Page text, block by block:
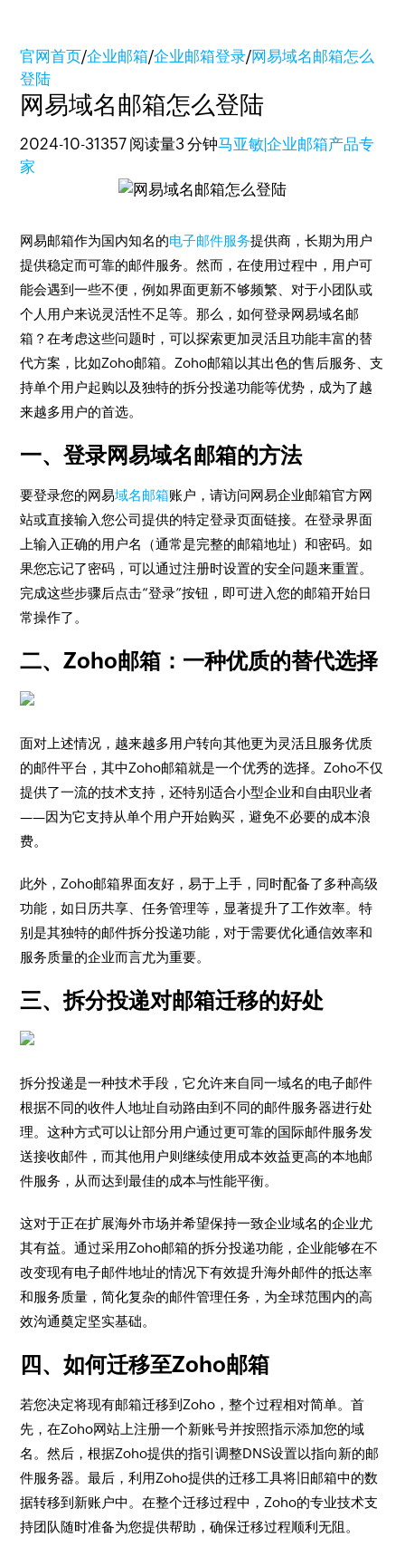
官网首页/企业邮箱/企业邮箱登录/网易域名邮箱怎么
登陆
网易域名邮箱怎么登陆
2024-10-31 357 阅读量3 分钟马亚敏|企业邮箱产品专
家
网易邮箱作为国内知名的电子邮件服务提供商，长期为用户
提供稳定而可靠的邮件服务。然而，在使用过程中，用户可
能会遇到一些不便，例如界面更新不够频繁、对于小团队或
个人用户来说灵活性不足等。那么，如何登录网易域名邮
箱？在考虑这些问题时，可以探索更加灵活且功能丰富的替
代方案，比如Zoho邮箱。Zoho邮箱以其出色的售后服务、支
持单个用户起购以及独特的拆分投递功能等优势，成为了越
来越多用户的首选。
一、登录网易域名邮箱的方法
要登录您的网易域名邮箱账户，请访问网易企业邮箱官方网
站或直接输入您公司提供的特定登录页面链接。在登录界面
上输入正确的用户名（通常是完整的邮箱地址）和密码。如
果您忘记了密码，可以通过注册时设置的安全问题来重置。
完成这些步骤后点击“登录”按钮，即可进入您的邮箱开始日
常操作了。
二、Zoho邮箱：一种优质的替代选择
面对上述情况，越来越多用户转向其他更为灵活且服务优质
的邮件平台，其中Zoho邮箱就是一个优秀的选择。Zoho不仅
提供了一流的技术支持，还特别适合小型企业和自由职业者
——因为它支持从单个用户开始购买，避免不必要的成本浪
费。
此外，Zoho邮箱界面友好，易于上手，同时配备了多种高级
功能，如日历共享、任务管理等，显著提升了工作效率。特
别是其独特的邮件拆分投递功能，对于需要优化通信效率和
服务质量的企业而言尤为重要。
三、拆分投递对邮箱迁移的好处
拆分投递是一种技术手段，它允许来自同一域名的电子邮件
根据不同的收件人地址自动路由到不同的邮件服务器进行处
理。这种方式可以让部分用户通过更可靠的国际邮件服务发
送接收邮件，而其他用户则继续使用成本效益更高的本地邮
件服务，从而达到最佳的成本与性能平衡。
这对于正在扩展海外市场并希望保持一致企业域名的企业尤
其有益。通过采用Zoho邮箱的拆分投递功能，企业能够在不
改变现有电子邮件地址的情况下有效提升海外邮件的抵达率
和服务质量，简化复杂的邮件管理任务，为全球范围内的高
效沟通奠定坚实基础。
四、如何迁移至Zoho邮箱
若您决定将现有邮箱迁移到Zoho，整个过程相对简单。首
先，在Zoho网站上注册一个新账号并按照指示添加您的域
名。然后，根据Zoho提供的指引调整DNS设置以指向新的邮
件服务器。最后，利用Zoho提供的迁移工具将旧邮箱中的数
据转移到新账户中。在整个迁移过程中，Zoho的专业技术支
持团队随时准备为您提供帮助，确保迁移过程顺利无阻。